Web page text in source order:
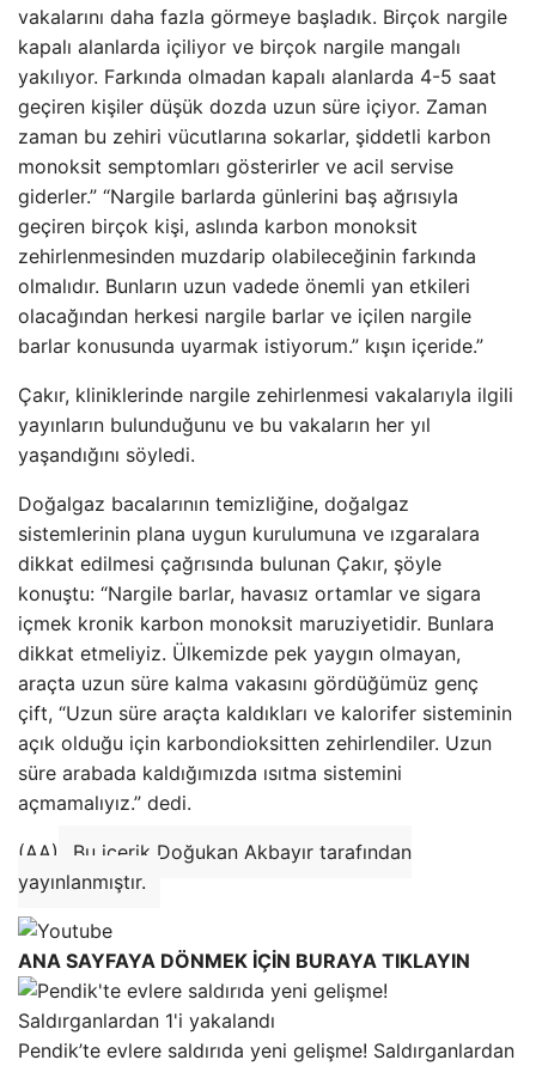
vakalarını daha fazla görmeye başladık. Birçok nargile
kapalı alanlarda içiliyor ve birçok nargile mangalı
yakılıyor. Farkında olmadan kapalı alanlarda 4-5 saat
geçiren kişiler düşük dozda uzun süre içiyor. Zaman
zaman bu zehiri vücutlarına sokarlar, şiddetli karbon
monoksit semptomları gösterirler ve acil servise
giderler.” “Nargile barlarda günlerini baş ağrısıyla
geçiren birçok kişi, aslında karbon monoksit
zehirlenmesinden muzdarip olabileceğinin farkında
olmalıdır. Bunların uzun vadede önemli yan etkileri
olacağından herkesi nargile barlar ve içilen nargile
barlar konusunda uyarmak istiyorum.” kışın içeride.”
Çakır, kliniklerinde nargile zehirlenmesi vakalarıyla ilgili
yayınların bulunduğunu ve bu vakaların her yıl
yaşandığını söyledi.
Doğalgaz bacalarının temizliğine, doğalgaz
sistemlerinin plana uygun kurulumuna ve ızgaralara
dikkat edilmesi çağrısında bulunan Çakır, şöyle
konuştu: “Nargile barlar, havasız ortamlar ve sigara
içmek kronik karbon monoksit maruziyetidir. Bunlara
dikkat etmeliyiz. Ülkemizde pek yaygın olmayan,
araçta uzun süre kalma vakasını gördüğümüz genç
çift, “Uzun süre araçta kaldıkları ve kalorifer sisteminin
açık olduğu için karbondioksitten zehirlendiler. Uzun
süre arabada kaldığımızda ısıtma sistemini
açmamalıyız.” dedi.
(AA)
Bu içerik Doğukan Akbayır tarafından
yayınlanmıştır.
ANA SAYFAYA DÖNMEK İÇİN BURAYA TIKLAYIN
Pendik’te evlere saldırıda yeni gelişme! Saldırganlardan